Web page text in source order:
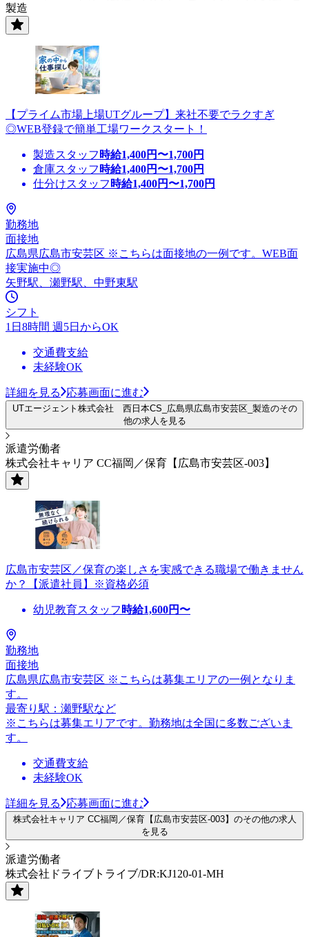
製造
【プライム市場上場UTグループ】来社不要でラクすぎ
◎WEB登録で簡単工場ワークスタート！
製造スタッフ 時給1,400円〜1,700円
倉庫スタッフ 時給1,400円〜1,700円
仕分けスタッフ 時給1,400円〜1,700円
勤務地
面接地
広島県広島市安芸区 ※こちらは面接地の一例です。WEB面
接実施中◎
矢野駅、瀬野駅、中野東駅
シフト
1日8時間 週5日からOK
交通費支給
未経験OK
詳細を見る 応募画面に進む
UTエージェント株式会社 西日本CS_広島県広島市安芸区_製造のその
他の求人を見る
派遣労働者
株式会社キャリア CC福岡／保育【広島市安芸区-003】
広島市安芸区／保育の楽しさを実感できる職場で働きません
か？【派遣社員】※資格必須
幼児教育スタッフ 時給1,600円〜
勤務地
面接地
広島県広島市安芸区 ※こちらは募集エリアの一例となりま
す。
最寄り駅：瀬野駅など
※こちらは募集エリアです。勤務地は全国に多数ございま
す。
交通費支給
未経験OK
詳細を見る 応募画面に進む
株式会社キャリア CC福岡／保育【広島市安芸区-003】のその他の求人
を見る
派遣労働者
株式会社ドライブトライブ/DR:KJ120-01-MH